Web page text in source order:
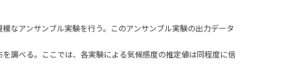
なアンサンブル実験を行う。このアンサンブル実験の出力データ
調べる。ここでは、各実験による気候感度の推定値は同程度に信